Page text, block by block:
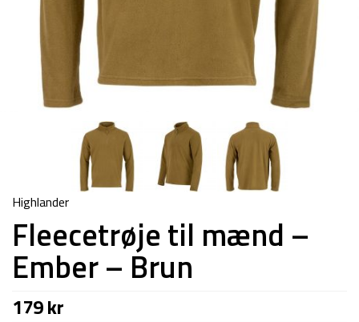
Highlander
Fleecetrøje til mænd –
Ember – Brun
179kr